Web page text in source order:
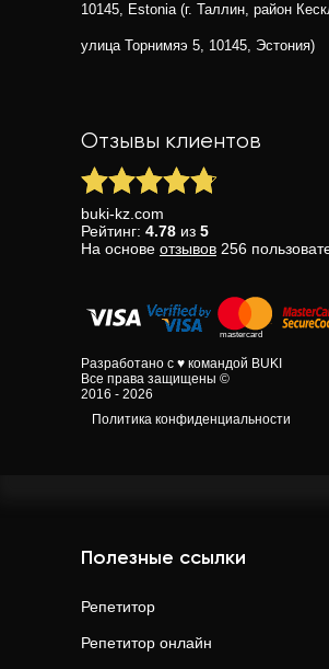
10145, Estonia (г. Таллин, район
улица Торнимяэ 5, 10145, Эстония)
Отзывы клиентов
buki-kz.com
Рейтинг: 4.78 из 5
На основе отзывов 256
Разработано с ♥ командой BUKI
Все права защищены ©
2016 - 2026
Политика конфиденциальности
Полезные ссылки
Репетитор
Репетитор онлайн